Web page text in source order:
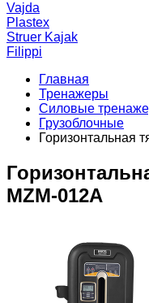
Vajda
Plastex
Struer Kajak
Filippi
Главная
Тренажеры
Силовые
Грузоблочные
Горизонтальная
MZM-012А